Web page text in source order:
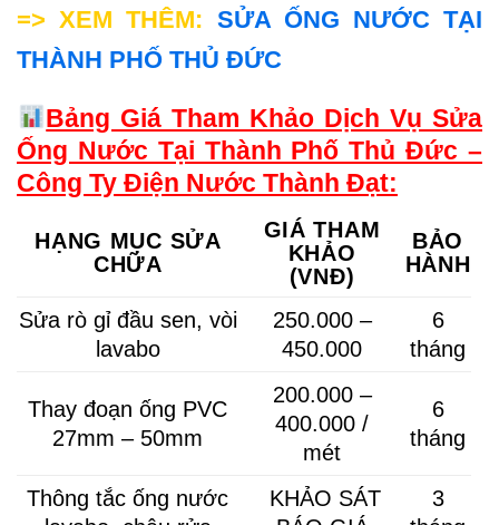
=> XEM THÊM: SỬA ỐNG NƯỚC TẠI
THÀNH PHỐ THỦ ĐỨC
Bảng Giá Tham Khảo Dịch Vụ Sửa
Ống Nước Tại Thành Phố Thủ Đức –
Công Ty Điện Nước Thành Đạt:
HẠNG MỤC SỬA
CHỮA
GIÁ THAM
KHẢO
(VNĐ)
BẢO
HÀNH
Sửa rò gỉ đầu sen, vòi
lavabo
250.000 –
450.000
6
tháng
Thay đoạn ống PVC
27mm – 50mm
200.000 –
400.000 /
mét
6
tháng
Thông tắc ống nước
KHẢO SÁT
3